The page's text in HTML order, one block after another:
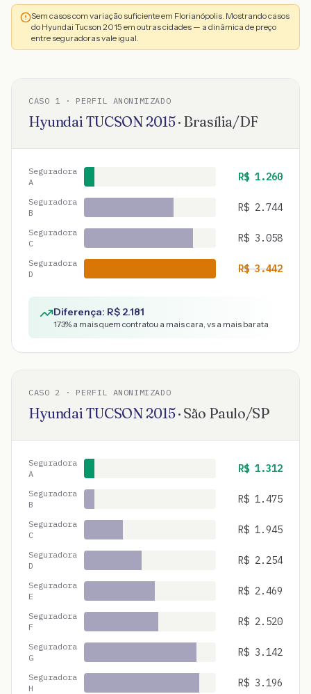
Sem casos com variação suficiente em Florianópolis. Mostrando casos
do Hyundai Tucson 2015 em outras cidades — a dinâmica de preço
entre seguradoras vale igual.
CASO 1 · PERFIL ANONIMIZADO
Hyundai TUCSON 2015· Brasília/DF
Seguradora
A
R$ 1.260
Seguradora
B
R$ 2.744
Seguradora
C
R$ 3.058
Seguradora
D
R$3.442
Diferença: R$ 2.181
173% a mais quem contratou a mais cara, vs a mais barata
CASO 2 · PERFIL ANONIMIZADO
Hyundai TUCSON 2015· São Paulo/SP
Seguradora
A
R$ 1.312
Seguradora
B
R$ 1.475
Seguradora
C
R$ 1.945
Seguradora
D
R$ 2.254
Seguradora
E
R$ 2.469
Seguradora
F
R$ 2.520
Seguradora
G
R$ 3.142
Seguradora
H
R$ 3.196